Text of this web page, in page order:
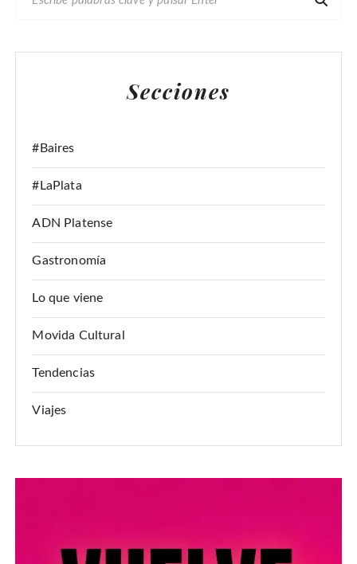
C
Secciones
#Baires
#LaPlata
ADN Platense
Gastronomía
Lo que viene
Movida Cultural
Tendencias
Viajes